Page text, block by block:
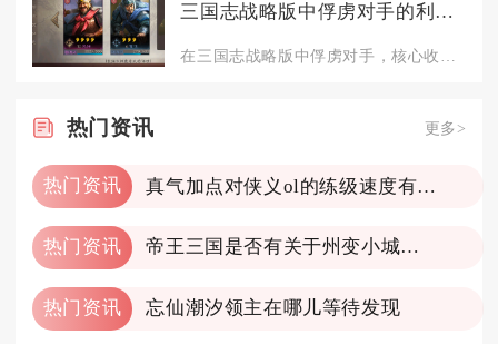
三国志战略版中俘虏对手的利益是什么
热门 资讯 更多>
热门资讯 真气加点对侠义ol的练级速度有何影响
热门资讯 帝王三国是否有关于州变小城的说明
热门资讯 忘仙潮汐领主在哪儿等待发现